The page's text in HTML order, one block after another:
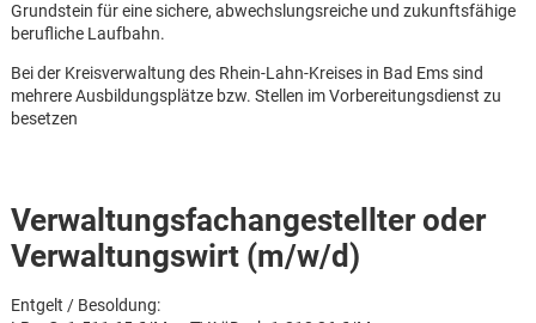
Grundstein für eine sichere, abwechslungsreiche und zukunftsfähige
berufliche Laufbahn.
Bei der Kreisverwaltung des Rhein-Lahn-Kreises in Bad Ems sind
mehrere Ausbildungsplätze bzw. Stellen im Vorbereitungsdienst zu
besetzen
Verwaltungsfachangestellter oder
Verwaltungswirt (m/w/d)
Entgelt / Besoldung:
Karte anzeigen